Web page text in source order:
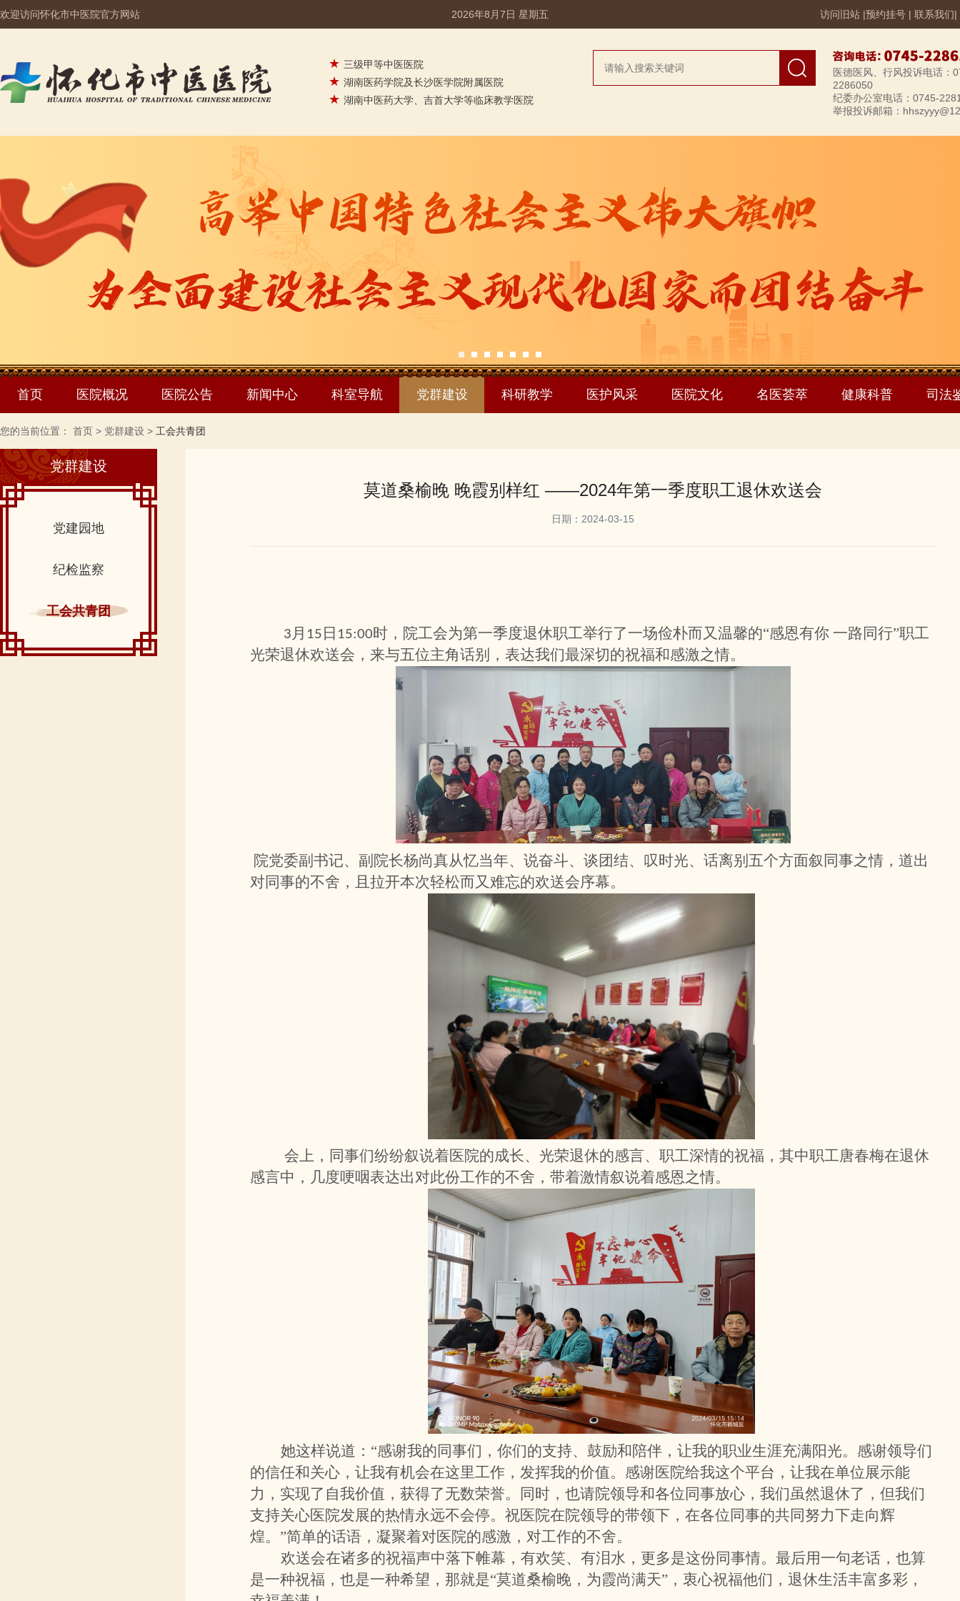
欢迎访问怀化市中医院官方网站 访问旧站 |预约挂号 | 联系我们|
2026年8月7日 星期五
★ 三级甲等中医医院
★ 湖南医药学院及长沙医学院附属医院
★ 湖南中医药大学、吉首大学等临床教学医院
医德医风、行风投诉电话：
2286050
纪委办公室电话：0745-
举报投诉邮箱：
1 2 3 4 5 6 7
首页 医院概况 医院公告 新闻中心 科室导航 党群建设 科研教学 医护风采 医院文化 名医荟萃 健康科普 司法
您的当前位置： 首页 > 党群建设 > 工会共青团
党群建设
党建园地
纪检监察
工会共青团
莫道桑榆晚 晚霞别样红 ——2024年第一季度职工退休欢送会
日期：2024-03-15
3月 15 日 15:00时，院工会为第一季度退休职工举行了一场俭朴而又温馨的“感恩有你 一路同行”职工
光荣退休欢送会，来与五位主角话别，表达我们最深切的祝福和感激之情。
院党委副书记、副院长杨尚真从忆当年、说奋斗、谈团结、叹时光、话离别五个方面叙同事之情，道出
对同事的不舍，且拉开本次轻松而又难忘的欢送会序幕。
会上，同事们纷纷叙说着医院的成长、光荣退休的感言、职工深情的祝福，其中职工唐春梅在退休
感言中，几度哽咽表达出对此份工作的不舍，带着激情叙说着感恩之情。
她这样说道： “感谢我的同事们，你们的支持、鼓励和陪伴，让我的职业生涯充满阳光。感谢领导们
的信任和关心，让我有机会在这里工作，发挥我的价值。感谢医院给我这个平台，让我在单位展示能
力，实现了自我价值，获得了无数荣誉。同时，也请院领导和各位同事放心，我们虽然退休了，但我们
支持关心医院发展的热情永远不会停。祝医院在院领导的带领下，在各位同事的共同努力下走向辉
煌。”简单的话语，凝聚着对医院的感激，对工作的不舍。
欢送会在诸多的祝福声中落下帷幕，有欢笑、有泪水，更多是这份同事情。最后用一句老话，也算
是一种祝福，也是一种希望，那就是“莫道桑榆晚，为霞尚满天”，衷心祝福他们，退休生活丰富多彩，